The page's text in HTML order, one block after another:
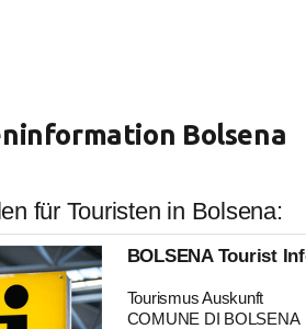
Bolsena
für Touristen in Bolsena:
BOLSENA Tourist
Tourismus Auskunft
COMUNE DI BOLSENA